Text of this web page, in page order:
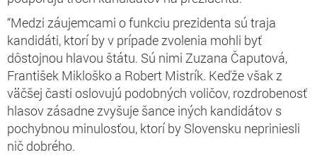
“Medzi záujemcami o funkciu prezidenta sú traja
kandidáti, ktorí by v prípade zvolenia mohli byť
dôstojnou hlavou štátu. Sú nimi Zuzana Čaputová,
František Mikloško a Robert Mistrík. Keďže však z
väčšej časti oslovujú podobných voličov, rozdrobenosť
hlasov zásadne zvyšuje šance iných kandidátov s
pochybnou minulosťou, ktorí by Slovensku nepriniesli
nič dobrého.